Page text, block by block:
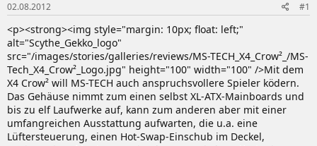
e
r
t
a
m
02.08.2012 #1
<p><strong><img style="margin: 10px; float: left;"
alt="Scythe_Gekko_logo"
src="/images/stories/galleries/reviews/MS-TECH_X4_Crow²_/MS-
Tech_X4_Crow²_Logo.jpg" height="100" width="100" />Mit dem
X4 Crow² will MS-TECH auch anspruchsvollere Spieler ködern.
Das Gehäuse nimmt zum einen selbst XL-ATX-Mainboards und
bis zu elf Laufwerke auf, kann zum anderen aber mit einer
umfangreichen Ausstattung aufwarten, die u.a. eine
Lüftersteuerung, einen Hot-Swap-Einschub im Deckel,